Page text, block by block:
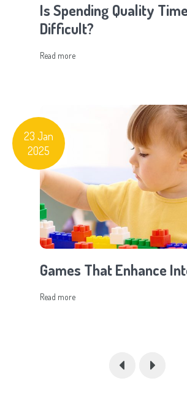
Is Spending Quality
Difficult?
Read more
23 Jan
2025
Games That Enhance
Read more